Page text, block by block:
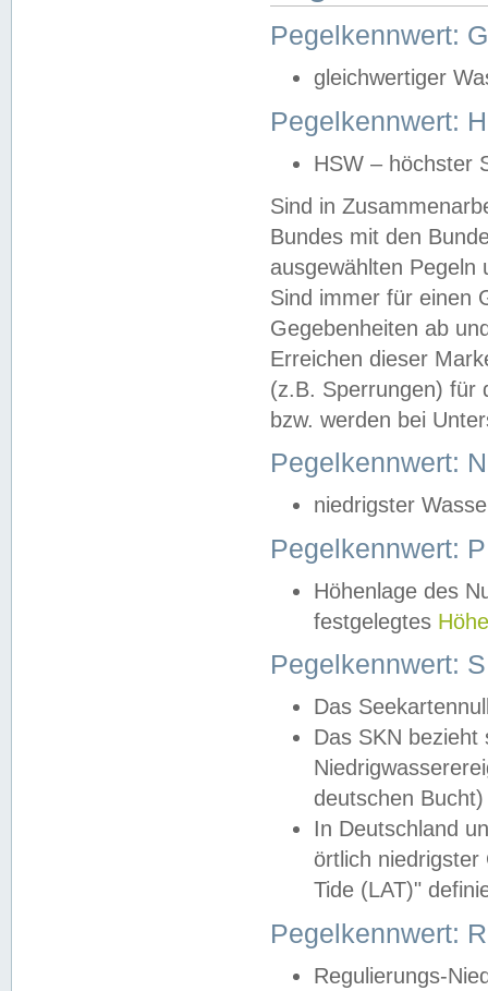
Pegelkennwert:
gleichwertiger
Pegelkennwert:
HSW – höchster
Sind in
Bundes mit den
ausgewählten
Sind immer für einen
Gegebenheiten ab
Erreichen dieser
(z.B. Sperrungen) für
bzw. werden bei
Pegelkennwert:
niedrigster
Pegelkennwert:
Höhenlage des
festgelegtes
Pegelkennwert:
Das
Das SKN
deutschen
In Deutschland
örtlich
Tide (LAT)"
Pegelkennwert:
Regulierungs-